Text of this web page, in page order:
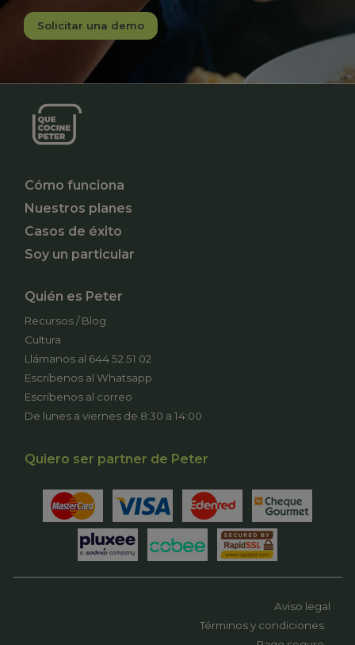
Solicitar una demo
Cómo funciona
Nuestros planes
Casos de éxito
Soy un particular
Quién es Peter
Recursos / Blog
Cultura
Llámanos al 644 52 51 02
Escríbenos al Whatsapp
Escríbenos al correo
De lunes a viernes de 8:30 a 14:00
Quiero ser partner de Peter
Aviso legal
Términos y condiciones